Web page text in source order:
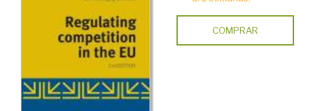
COMPRAR